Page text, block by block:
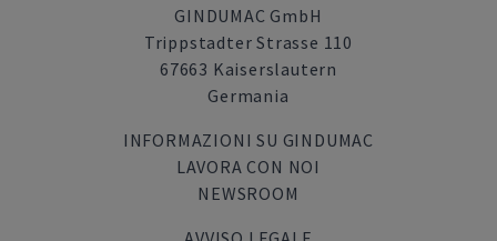
GINDUMAC GmbH
Trippstadter Strasse 110
67663 Kaiserslautern
Germania
INFORMAZIONI SU GINDUMAC
LAVORA CON NOI
NEWSROOM